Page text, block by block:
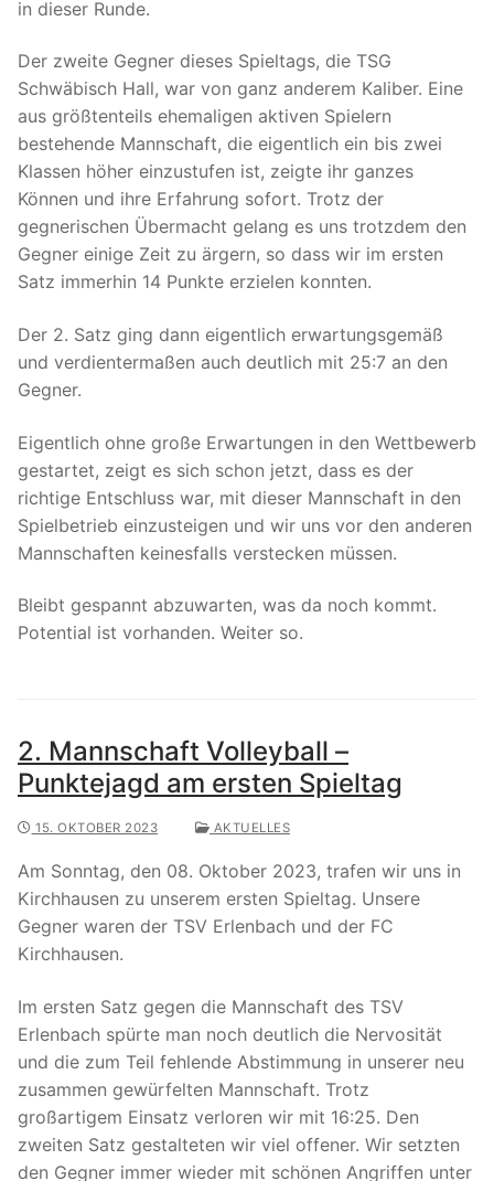
in dieser Runde.
Der zweite Gegner dieses Spieltags, die TSG
Schwäbisch Hall, war von ganz anderem Kaliber. Eine
aus größtenteils ehemaligen aktiven Spielern
bestehende Mannschaft, die eigentlich ein bis zwei
Klassen höher einzustufen ist, zeigte ihr ganzes
Können und ihre Erfahrung sofort. Trotz der
gegnerischen Übermacht gelang es uns trotzdem den
Gegner einige Zeit zu ärgern, so dass wir im ersten
Satz immerhin 14 Punkte erzielen konnten.
Der 2. Satz ging dann eigentlich erwartungsgemäß
und verdientermaßen auch deutlich mit 25:7 an den
Gegner.
Eigentlich ohne große Erwartungen in den Wettbewerb
gestartet, zeigt es sich schon jetzt, dass es der
richtige Entschluss war, mit dieser Mannschaft in den
Spielbetrieb einzusteigen und wir uns vor den anderen
Mannschaften keinesfalls verstecken müssen.
Bleibt gespannt abzuwarten, was da noch kommt.
Potential ist vorhanden. Weiter so.
2. Mannschaft Volleyball –
Punktejagd am ersten Spieltag
15. OKTOBER 2023 AKTUELLES
Am Sonntag, den 08. Oktober 2023, trafen wir uns in
Kirchhausen zu unserem ersten Spieltag. Unsere
Gegner waren der TSV Erlenbach und der FC
Kirchhausen.
Im ersten Satz gegen die Mannschaft des TSV
Erlenbach spürte man noch deutlich die Nervosität
und die zum Teil fehlende Abstimmung in unserer neu
zusammen gewürfelten Mannschaft. Trotz
großartigem Einsatz verloren wir mit 16:25. Den
zweiten Satz gestalteten wir viel offener. Wir setzten
den Gegner immer wieder mit schönen Angriffen unter